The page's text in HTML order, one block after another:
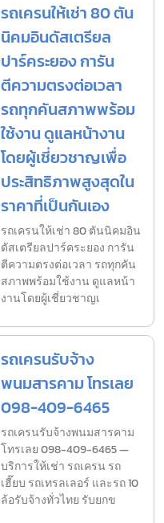
รถเครนให้เช่า 80 ตัน
นิคมอินดัสเตรียล
ปาร์คระยอง การัน
ตีความตรงต่อเวลา
รถทุกคันสภาพพร้อม
ใช้งาน ดูแลหน้างาน
โดยผู้เชี่ยวชาญเพื่อ
ประสิทธิภาพสูงสุดใน
ราคาที่เป็นกันเอง
รถเครนให้เช่า 80 ตันนิคมอิน
ดัสเตรียลปาร์คระยอง การัน
ตีความตรงต่อเวลา รถทุกคัน
สภาพพร้อมใช้งาน ดูแลหน้า
งานโดยผู้เชี่ยวชาญเ
รถเครนรับจ้าง
พนมสารคาม โทรเลย
098-409-6465
รถเครนรับจ้างพนมสารคาม
โทรเลย 098-409-6465 —
บริการให้เช่า รถเครน รถ
เฮี๊ยบ รถเทรลเลอร์ และรถ 10
ล้อรับจ้างทั่วไทย รับยกข